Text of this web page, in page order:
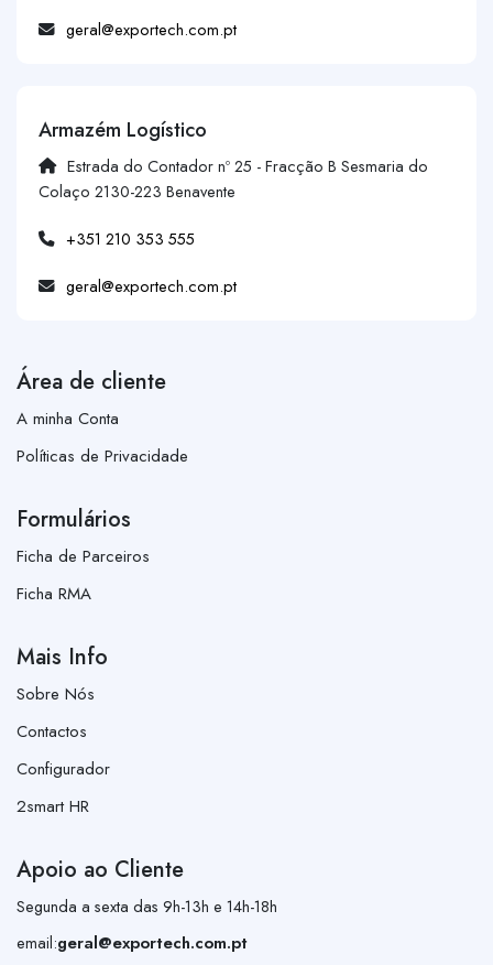
geral@exportech.com.pt
Armazém Logístico
Estrada do Contador nº 25 - Fracção B Sesmaria do
Colaço 2130-223 Benavente
+351 210 353 555
geral@exportech.com.pt
Área de cliente
A minha Conta
Políticas de Privacidade
Formulários
Ficha de Parceiros
Ficha RMA
Mais Info
Sobre Nós
Contactos
Configurador
2smart HR
Apoio ao Cliente
Segunda a sexta das 9h-13h e 14h-18h
email:geral@exportech.com.pt